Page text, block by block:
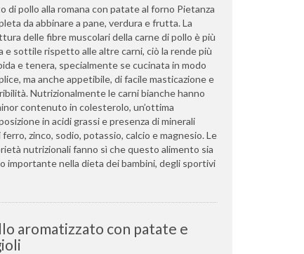
di pollo alla romana con patate al forno Pietanza
da abbinare a pane, verdura e frutta. La
delle fibre muscolari della carne di pollo è più
e sottile rispetto alle altre carni, ciò la rende più
e tenera, specialmente se cucinata in modo
ma anche appetibile, di facile masticazione e
Nutrizionalmente le carni bianche hanno
contenuto in colesterolo, un’ottima
in acidi grassi e presenza di minerali
ferro, zinco, sodio, potassio, calcio e magnesio. Le
nutrizionali fanno sì che questo alimento sia
importante nella dieta dei bambini, degli sportivi
aromatizzato con patate e